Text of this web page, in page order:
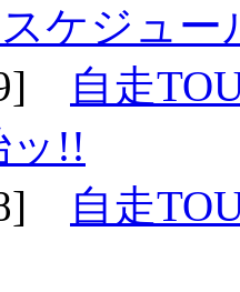
ケジュー
自走
ッ!!
自走